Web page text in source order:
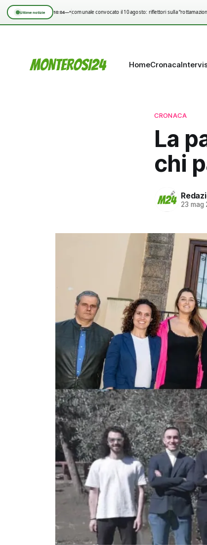
Ultime notizie 10:04—°
Consiglio comunale convocato il 10 agosto: riflettori sulla “rottamazione
HomeCronaca
CRONACA
La
chi
23 mag